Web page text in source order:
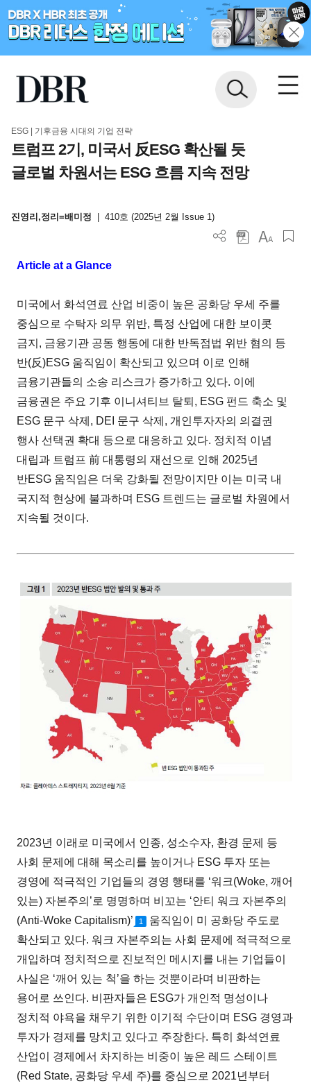
ESG | 기후금융 시대의 기업 전략
트럼프 2기, 미국서 反ESG 확산될 듯
글로벌 차원서는 ESG 흐름 지속 전망
진영리,정리=배미정 410호 (2025년 2월 Issue 1)
Article at a Glance
미국에서 화석연료 산업 비중이 높은 공화당 우세 주를
중심으로 수탁자 의무 위반, 특정 산업에 대한 보이콧
금지, 금융기관 공동 행동에 대한 반독점법 위반 혐의 등
반(反)ESG 움직임이 확산되고 있으며 이로 인해
금융기관들의 소송 리스크가 증가하고 있다. 이에
금융권은 주요 기후 이니셔티브 탈퇴, ESG 펀드 축소 및
ESG 문구 삭제, DEI 문구 삭제, 개인투자자의 의결권
행사 선택권 확대 등으로 대응하고 있다. 정치적 이념
대립과 트럼프 前 대통령의 재선으로 인해 2025년
반ESG 움직임은 더욱 강화될 전망이지만 이는 미국 내
국지적 현상에 불과하며 ESG 트렌드는 글로벌 차원에서
지속될 것이다.
2023년 이래로 미국에서 인종, 성소수자, 환경 문제 등
사회 문제에 대해 목소리를 높이거나 ESG 투자 또는
경영에 적극적인 기업들의 경영 행태를 ‘워크(Woke, 깨어
있는) 자본주의’로 명명하며 비꼬는 ‘안티 워크 자본주의
(Anti-Woke Capitalism)’
1
움직임이 미 공화당 주도로
확산되고 있다. 워크 자본주의는 사회 문제에 적극적으로
개입하며 정치적으로 진보적인 메시지를 내는 기업들이
사실은 ‘깨어 있는 척’을 하는 것뿐이라며 비판하는
용어로 쓰인다. 비판자들은 ESG가 개인적 명성이나
정치적 야욕을 채우기 위한 이기적 수단이며 ESG 경영과
투자가 경제를 망치고 있다고 주장한다. 특히 화석연료
산업이 경제에서 차지하는 비중이 높은 레드 스테이트
(Red State, 공화당 우세 주)를 중심으로 2021년부터